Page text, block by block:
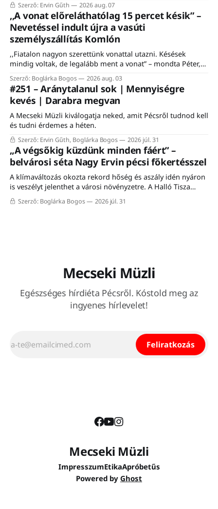
Szerző: Ervin Gűth 2026 aug. 07
,,A vonat előreláthatólag 15 percet késik” –
Nevetéssel indult újra a vasúti
személyszállítás Komlón
,,Fiatalon nagyon szerettünk vonattal utazni. Késések
mindig voltak, de legalább ment a vonat” – mondta Péter,
is fontos szerepe volt a város életében. Éppen ezért nem is
csoda, hogy a komlói vasútállomáson közel ezerfős tömeg
gyűlt össze szombaton a Komló–Dombóvár-vasútvonal
Szerző: Boglárka Bogos 2026 aug. 03
#251 – Aránytalanul sok | Mennyiségre
kevés | Darabra megvan
A Mecseki Müzli kiválogatja neked, amit Pécsről tudnod kell
és tudni érdemes a héten.
Szerző: Ervin Gűth, Boglárka Bogos 2026 júl. 31
„A végsőkig küzdünk minden fáért” –
belvárosi séta Nagy Ervin pécsi főkertésszel
A klímaváltozás okozta rekord hőség és aszály idén nyáron
is veszélyt jelenthet a városi növényzetre. A Halló Tisza
Sziget séta-fórumán Nagy Ervin, Pécs főkertésze mesélt a
városon belüli növénytelepítés kihívásairól, a meglévő
Szerző: Boglárka Bogos 2026 júl. 31
Mecseki Müzli
Egészséges hírdiéta Pécsről. Kóstold meg az
ingyenes hírlevelet!
Feliratkozás
Mecseki Müzli
ImpresszumEtikaApróbetűs
Powered by Ghost